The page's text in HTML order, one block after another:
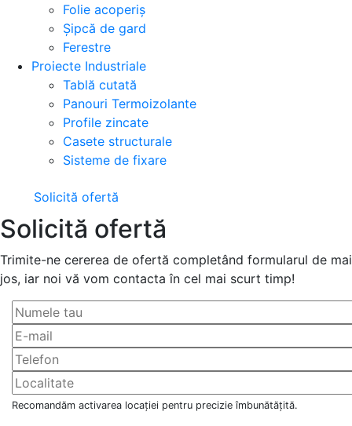
Folie acoperiș
Șipcă de gard
Ferestre
Proiecte Industriale
Tablă cutată
Panouri Termoizolante
Profile zincate
Casete structurale
Sisteme de fixare
Solicită ofertă
Solicită ofertă
Trimite-ne cererea de ofertă completând formularul de mai
jos, iar noi vă vom contacta în cel mai scurt timp!
Recomandăm activarea locației pentru precizie îmbunătățită.